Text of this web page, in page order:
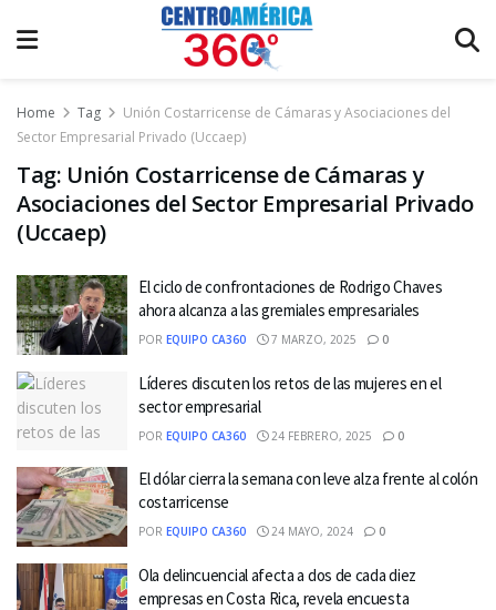
Home Tag
Unión Costarricense de Cámaras y Asociaciones del
Sector Empresarial Privado (Uccaep)
Tag: Unión Costarricense de Cámaras y
Asociaciones del Sector Empresarial Privado
(Uccaep)
El ciclo de confrontaciones de Rodrigo Chaves
ahora alcanza a las gremiales empresariales
POR EQUIPO CA360 7 MARZO, 2025 0
Líderes discuten los retos de las mujeres en el
sector empresarial
POR EQUIPO CA360 24 FEBRERO, 2025 0
El dólar cierra la semana con leve alza frente al colón
costarricense
POR EQUIPO CA360 24 MAYO, 2024 0
Ola delincuencial afecta a dos de cada diez
empresas en Costa Rica, revela encuesta